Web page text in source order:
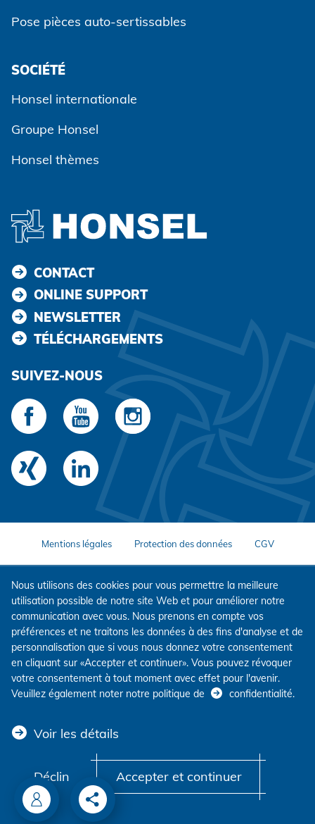
Pose pièces auto-sertissables
SOCIÉTÉ
Honsel internationale
Groupe Honsel
Honsel thèmes
CONTACT
ONLINE SUPPORT
NEWSLETTER
TÉLÉCHARGEMENTS
SUIVEZ-NOUS
Mentions légales Protection des données CGV
Nous utilisons des cookies pour vous permettre la meilleure
utilisation possible de notre site Web et pour améliorer notre
communication avec vous. Nous prenons en compte vos
préférences et ne traitons les données à des fins d'analyse et de
personnalisation que si vous nous donnez votre consentement
en cliquant sur «Accepter et continuer». Vous pouvez révoquer
votre consentement à tout moment avec effet pour l'avenir.
Veuillez également noter notre politique de
confidentialité.
Voir les détails
Déclin Accepter et continuer